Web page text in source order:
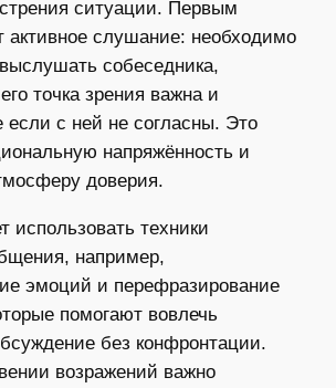
ситуации. Первым
активное слушание: необходимо
собеседника,
точка зрения важна и
если с ней не согласны. Это
напряжённость и
доверия.
использовать техники
например,
эмоций и перефразирование
помогают вовлечь
без конфронтации.
возражений важно